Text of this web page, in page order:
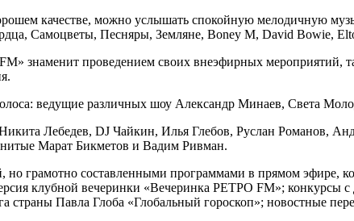
качестве, можно услышать спокойную мелодичную
Самоцветы, Песняры, Земляне, Boney M, David Bowie,
знаменит проведением своих внеэфирных мероприятий,
ведущие различных шоу Александр Минаев, Света
Лебедев, DJ Чайкин, Илья Глебов, Руслан Романов,
Марат Бикметов и Вадим Ривман.
но грамотно составленными программами в прямом эфире,
клубной вечеринки «Вечеринка РЕТРО FM»; конкурсы
страны Павла Глоба «Глобальный гороскоп»; новостные